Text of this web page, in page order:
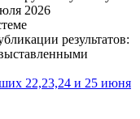
2026
результатов:
22,23,24 и 25 июня